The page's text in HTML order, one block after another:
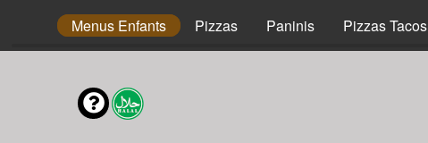
Menus Enfants Pizzas Paninis Pizzas Tacos